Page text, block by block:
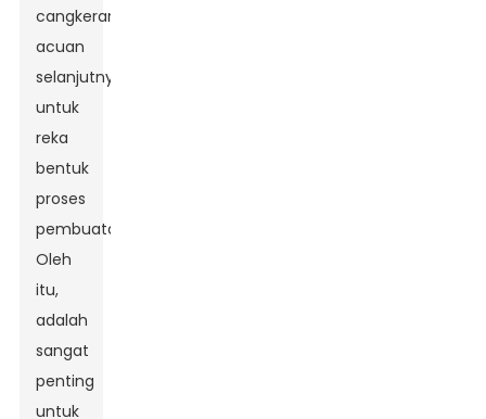
cangkerang
acuan
selanjutnya
untuk
reka
bentuk
proses
pembuatan.
Oleh
itu,
adalah
sangat
penting
untuk